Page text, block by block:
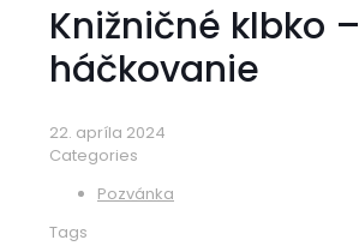
Knižničné klbko –
háčkovanie
22. apríla 2024
Categories
Pozvánka
Tags